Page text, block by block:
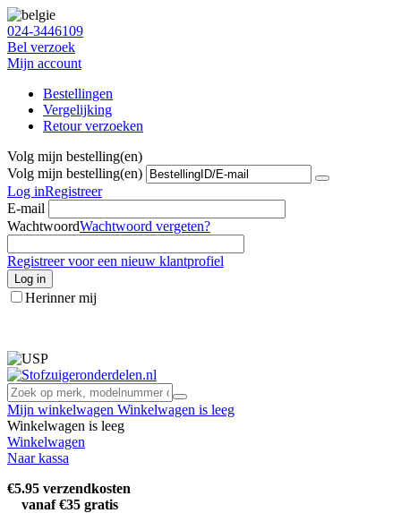
024-3446109
Bel verzoek
Mijn account
Bestellingen
Vergelijking
Retour verzoeken
Volg mijn bestelling(en)
Volg mijn bestelling(en)
Log inRegistreer
E-mail
WachtwoordWachtwoord vergeten?
Registreer voor een nieuw klantprofiel
Log in
Herinner mij
Mijn winkelwagen Winkelwagen is leeg
Winkelwagen is leeg
Winkelwagen
Naar kassa
€5.95 verzendkosten
vanaf €35 gratis